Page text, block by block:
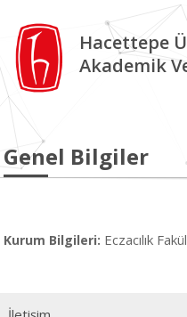
Hacettepe
Akademik
Genel Bilgiler
Kurum Bilgileri: Eczacılık